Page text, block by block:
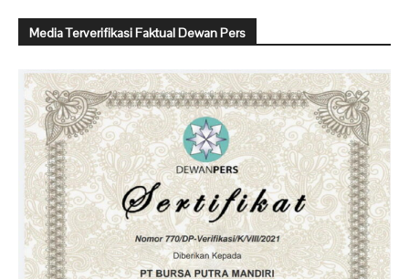
Media Terverifikasi Faktual Dewan Pers